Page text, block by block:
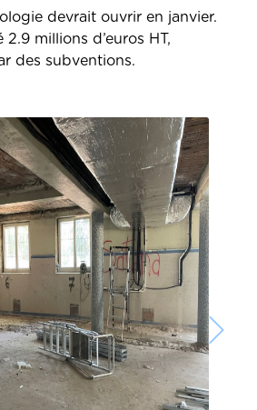
devrait ouvrir en janvier.
2.9 millions d’euros HT,
des subventions.